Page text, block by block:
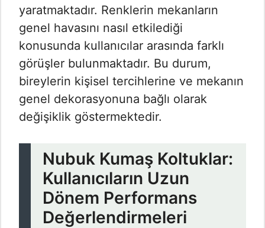
yaratmaktadır. Renklerin mekanların
genel havasını nasıl etkilediği
konusunda kullanıcılar arasında farklı
görüşler bulunmaktadır. Bu durum,
bireylerin kişisel tercihlerine ve mekanın
genel dekorasyonuna bağlı olarak
değişiklik göstermektedir.
Nubuk Kumaş Koltuklar:
Kullanıcıların Uzun
Dönem Performans
Değerlendirmeleri